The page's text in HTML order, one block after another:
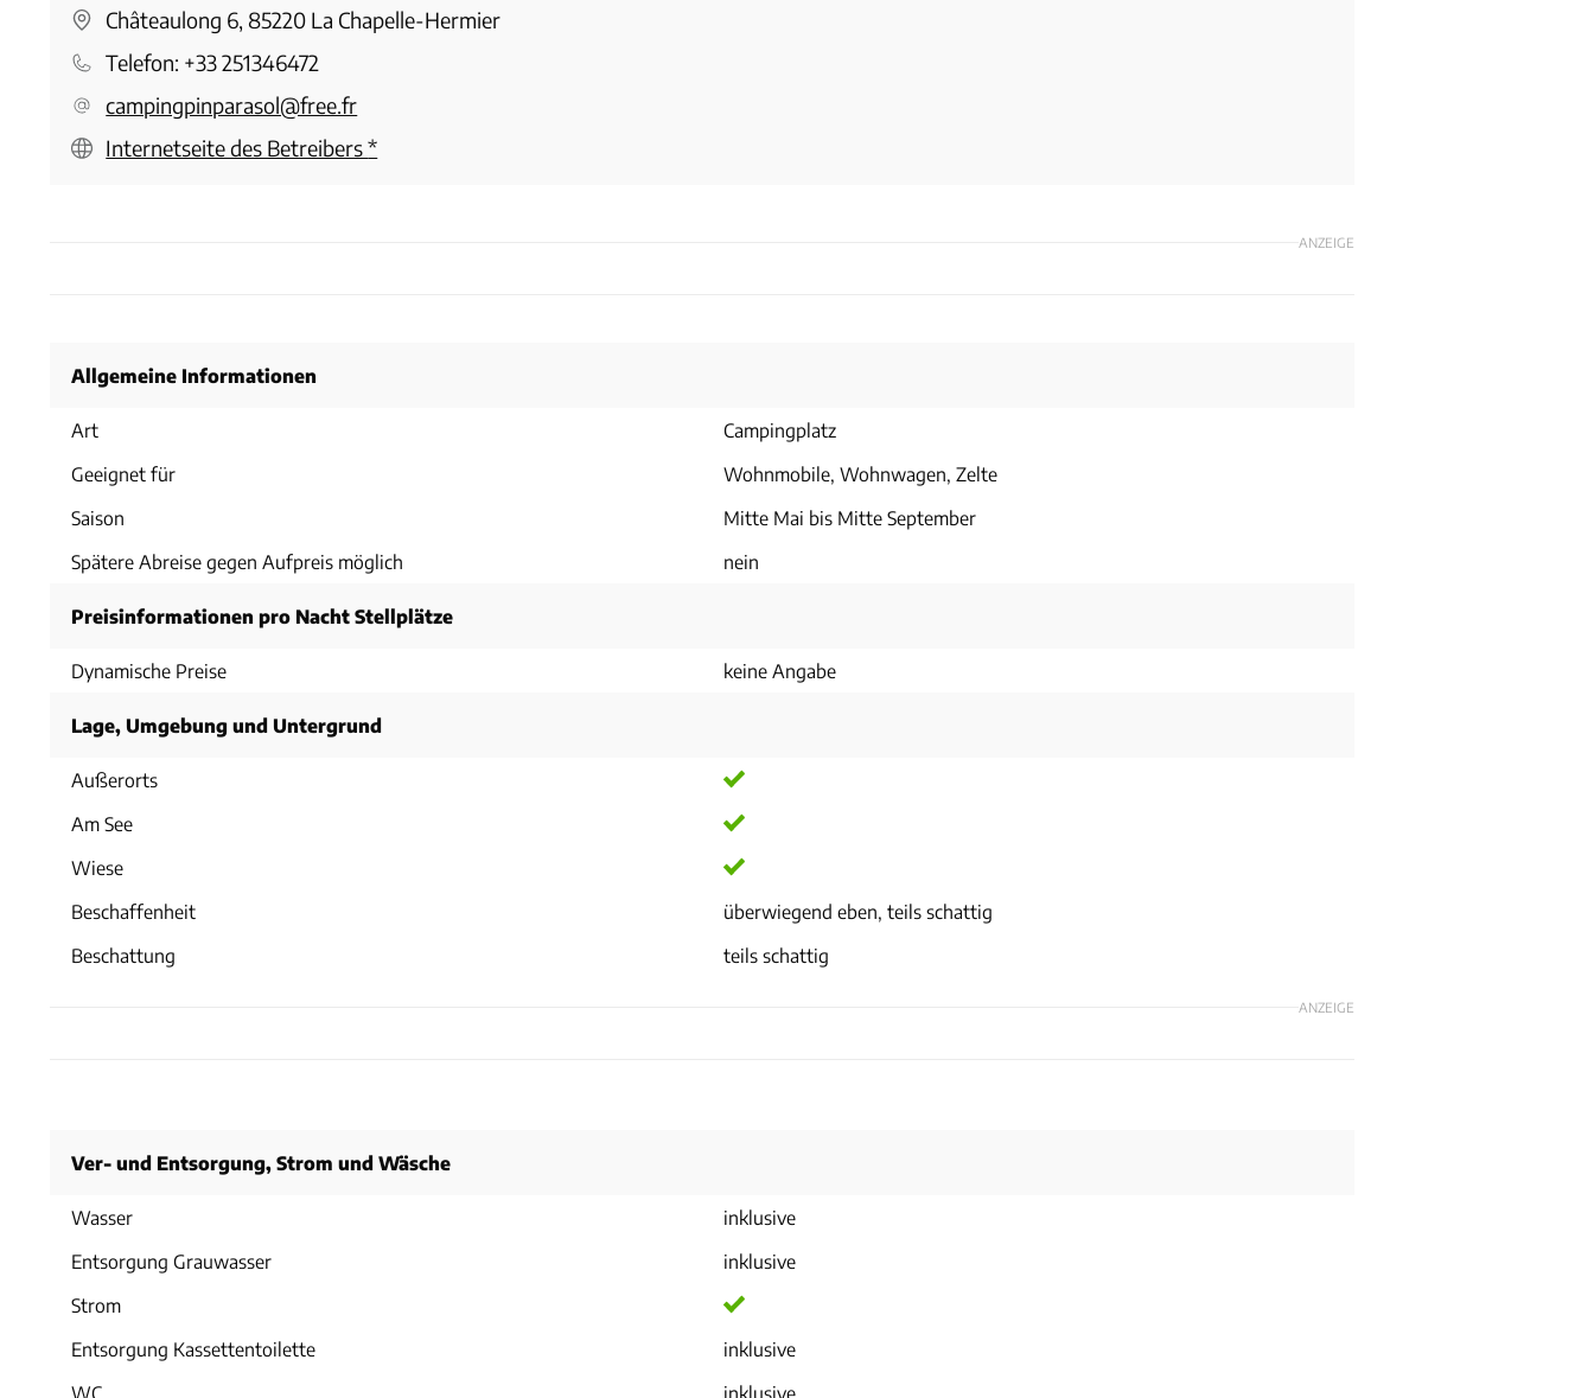
Châteaulong 6, 85220 La Chapelle-Hermier
Telefon: +33 251346472
campingpinparasol@free.fr
Internetseite des Betreibers*
ANZEIGE
Allgemeine Informationen
Art
Campingplatz
Geeignet für
Wohnmobile, Wohnwagen, Zelte
Saison
Mitte Mai bis Mitte September
Spätere Abreise gegen Aufpreis möglich
nein
Preisinformationen pro Nacht Stellplätze
Dynamische Preise keine Angabe
Lage, Umgebung und Untergrund
Außerorts
Am See
Wiese
Beschaffenheit
überwiegend eben, teils schattig
Beschattung
teils schattig
ANZEIGE
Ver- und Entsorgung, Strom und Wäsche
Wasser
inklusive
Entsorgung Grauwasser
inklusive
Strom
Entsorgung Kassettentoilette
inklusive
WC
inklusive